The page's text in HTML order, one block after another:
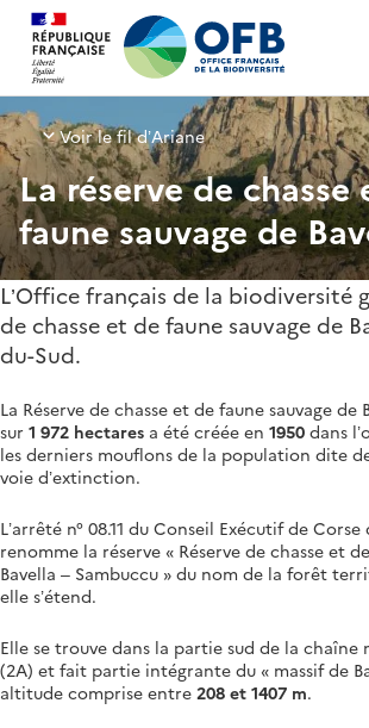
Office français de la
Voir le fil d’Ariane
La réserve de chasse
faune sauvage de
L’Office français de la biodiversité
de chasse et de faune sauvage de
du-Sud.
La Réserve de chasse et de faune sauvage de
sur 1 972 hectares a été créée en 1950 dans
les derniers mouflons de la population dite
voie d’extinction.
L’arrêté n° 08.11 du Conseil Exécutif de Corse
renomme la réserve « Réserve de chasse et
Bavella – Sambuccu » du nom de la forêt
elle s’étend.
Elle se trouve dans la partie sud de la
(2A) et fait partie intégrante du « massif de
altitude comprise entre 208 et 1407 m.
Panneau de gestion des cookies